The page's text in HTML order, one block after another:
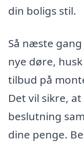
din boligs stil.
Så næste
nye døre,
tilbud på
Det vil sikre,
beslutning
dine penge.